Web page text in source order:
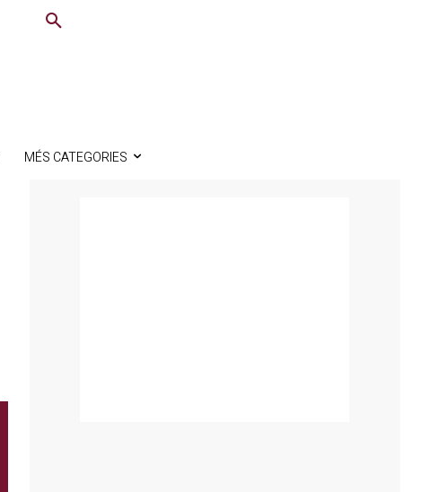
MÉS CATEGORIES